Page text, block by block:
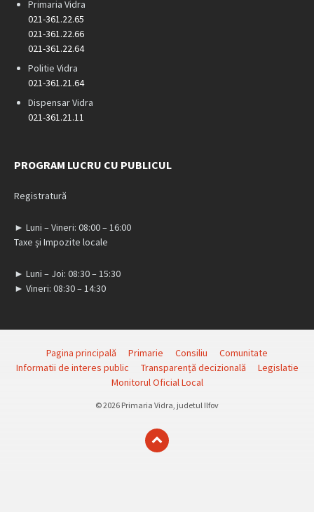
Primaria Vidra
021-361.22.65
021-361.22.66
021-361.22.64
Politie Vidra
021-361.21.64
Dispensar Vidra
021-361.21.11
PROGRAM LUCRU CU PUBLICUL
Registratură
► Luni – Vineri: 08:00 – 16:00
Taxe și Impozite locale
► Luni – Joi: 08:30 – 15:30
► Vineri: 08:30 – 14:30
Pagina principală Primarie Consiliu
Comunitate
Informatii de interes public
Transparență decizională
Legislatie
Monitorul Oficial Local
© 2026 Primaria Vidra, judetul Ilfov